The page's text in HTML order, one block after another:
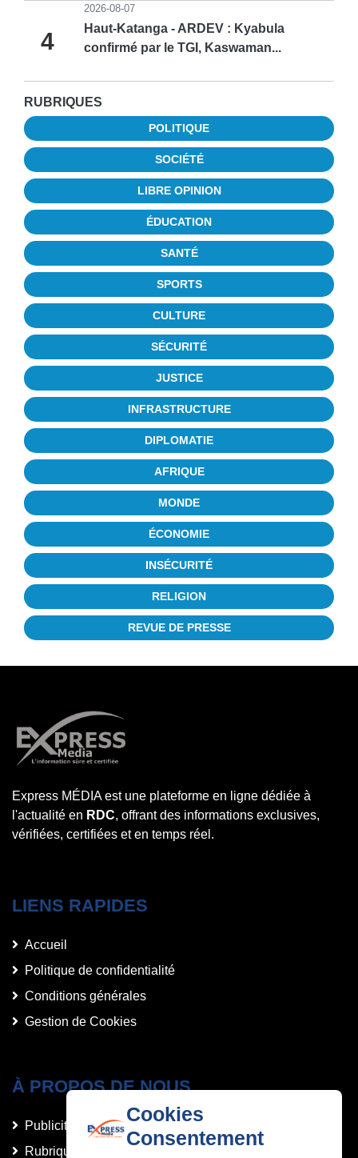
Cookies
Consentement
4
2026-08-07
Haut-Katanga - ARDEV : Kyabula
confirmé par le TGI, Kaswaman...
RUBRIQUES
POLITIQUE
SOCIÉTÉ
LIBRE OPINION
ÉDUCATION
SANTÉ
SPORTS
CULTURE
SÉCURITÉ
JUSTICE
INFRASTRUCTURE
DIPLOMATIE
AFRIQUE
MONDE
ÉCONOMIE
INSÉCURITÉ
RELIGION
REVUE DE PRESSE
Express MÉDIA est une plateforme en ligne dédiée à
l'actualité en RDC, offrant des informations exclusives,
vérifiées, certifiées et en temps réel.
LIENS RAPIDES
Accueil
Politique de confidentialité
Conditions générales
Gestion de Cookies
À PROPOS DE NOUS
Publicités et Annonces
Rubriques